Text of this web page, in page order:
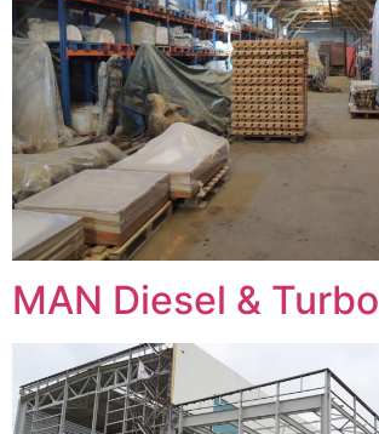
MAN Diesel & Turbo